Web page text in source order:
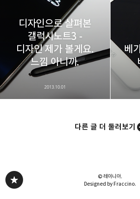
디자인으로 살펴본
갤럭시노트3 -
디자인 제가 볼게요.
느낌 아니까.
2013.10.01
베
다른 글 더 둘러보기
© 레이니아.
Designed by Fraccino.